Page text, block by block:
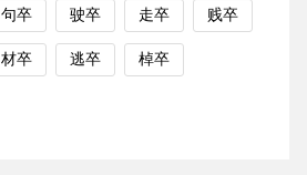
句卒 驶卒 走卒 贱卒
材卒 逃卒 棹卒